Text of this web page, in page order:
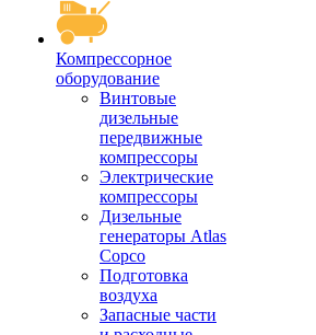
Компрессорное
оборудование
Винтовые
дизельные
передвижные
компрессоры
Электрические
компрессоры
Дизельные
генераторы Atlas
Copco
Подготовка
воздуха
Запасные части